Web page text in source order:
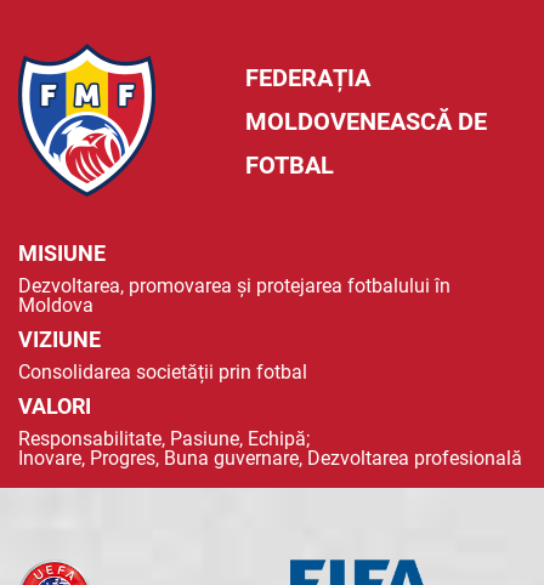
FEDERAȚIA
MOLDOVENEASCĂ DE
FOTBAL
MISIUNE
Dezvoltarea, promovarea și protejarea fotbalului în
Moldova
VIZIUNE
Consolidarea societății prin fotbal
VALORI
Responsabilitate, Pasiune, Echipă;
Inovare, Progres, Buna guvernare, Dezvoltarea profesională